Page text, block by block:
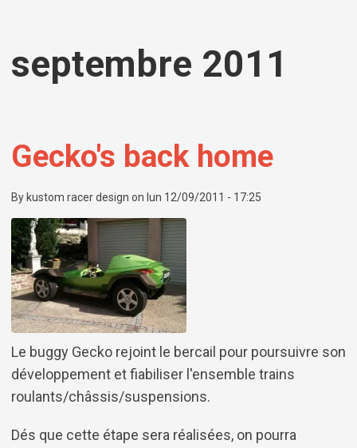
septembre 2011
Gecko's back home
By kustom racer design on lun 12/09/2011 - 17:25
Le buggy Gecko rejoint le bercail pour poursuivre son
développement et fiabiliser l'ensemble trains
roulants/châssis/suspensions.
Dés que cette étape sera réalisées, on pourra